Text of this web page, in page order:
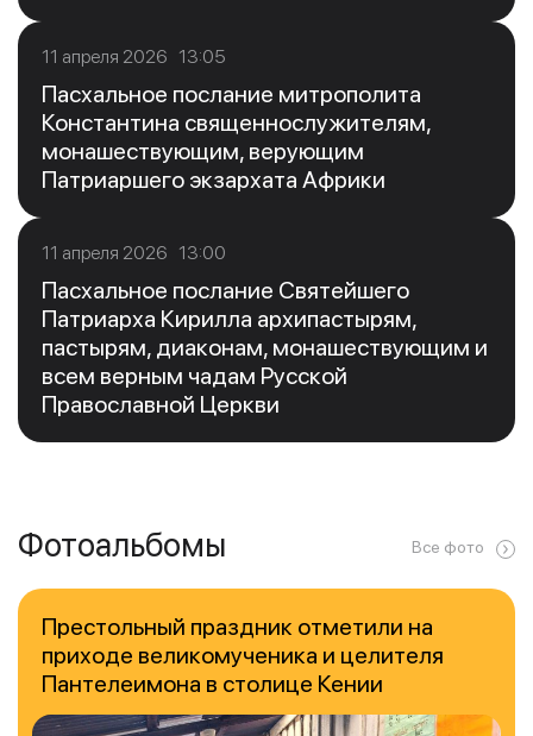
11 апреля 2026 13:05
Пасхальное послание митрополита
Константина священнослужителям,
монашествующим, верующим
Патриаршего экзархата Африки
11 апреля 2026 13:00
Пасхальное послание Святейшего
Патриарха Кирилла архипастырям,
пастырям, диаконам, монашествующим и
всем верным чадам Русской
Православной Церкви
Фотоальбомы Все фото
Престольный праздник отметили на
приходе великомученика и целителя
Пантелеимона в столице Кении